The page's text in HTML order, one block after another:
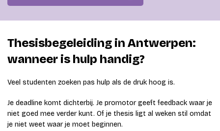
Thesisbegeleiding in Antwerpen:
wanneer is hulp handig?
Veel studenten zoeken pas hulp als de druk hoog is.
Je deadline komt dichterbij. Je promotor geeft feedback waar je
niet goed mee verder kunt. Of je thesis ligt al weken stil omdat
je niet weet waar je moet beginnen.